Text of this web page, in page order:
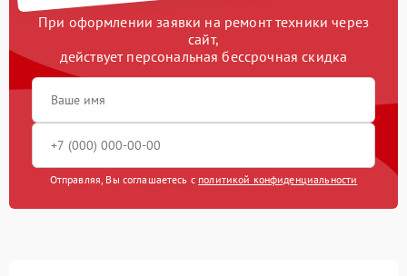
При оформлении заявки на ремонт техники через
сайт,
действует персональная бессрочная скидка
Отправляя, Вы соглашаетесь с политикой конфиденциальности